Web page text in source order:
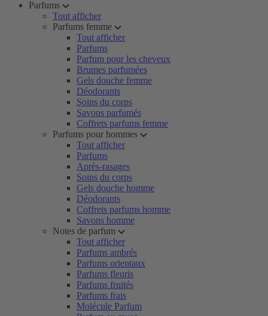
Parfums
Tout afficher
Parfums femme
Tout afficher
Parfums
Parfum pour les cheveux
Brumes parfumées
Gels douche femme
Déodorants
Soins du corps
Savons parfumés
Coffrets parfums femme
Parfums pour hommes
Tout afficher
Parfums
Après-rasages
Soins du corps
Gels douche homme
Déodorants
Coffrets parfums homme
Savons homme
Notes de parfum
Tout afficher
Parfums ambrés
Parfums orientaux
Parfums fleuris
Parfums fruités
Parfums frais
Molécule Parfum